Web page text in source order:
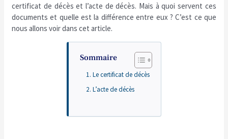
certificat de décès et l’acte de décès. Mais à quoi servent ces
documents et quelle est la différence entre eux ? C’est ce que
nous allons voir dans cet article.
Sommaire
Le certificat de décès
L’acte de décès